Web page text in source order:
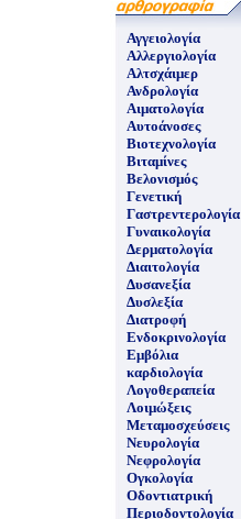
Αγγειολογία
Αλλεργιολογία
Αλτσχάιμερ
Ανδρολογία
Αιματολογία
Αυτοάνοσες
Βιοτεχνολογία
Βιταμίνες
Βελονισμός
Γενετική
Γαστρεντερολογία
Γυναικολογία
Δερματολογία
Διαιτολογία
Δυσανεξία
Δυσλεξία
Διατροφή
Ενδοκρινολογία
Εμβόλια
καρδιολογία
Λογοθεραπεία
Λοιμώξεις
Μεταμοσχεύσεις
Νευρολογία
Νεφρολογία
Ογκολογία
Οδοντιατρική
Περιοδοντολογία